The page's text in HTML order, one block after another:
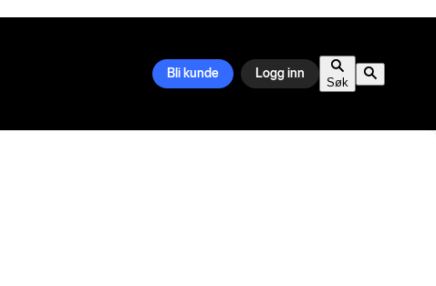
Bli kunde Logg inn
Søk